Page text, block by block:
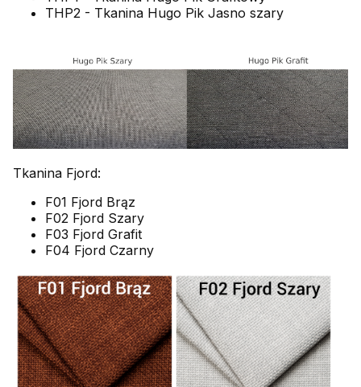
THP2 - Tkanina Hugo Pik Jasno szary
Tkanina Fjord:
F01 Fjord Brąz
F02 Fjord Szary
F03 Fjord Grafit
F04 Fjord Czarny